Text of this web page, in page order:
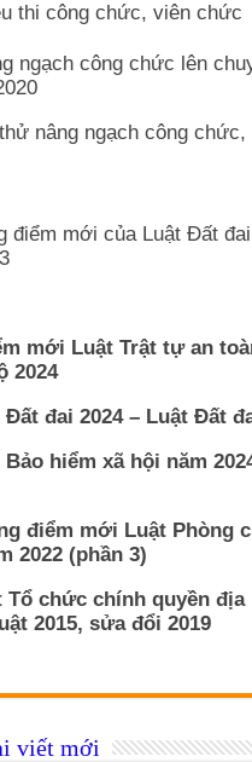
mới Luật Trật tự an
2024
đai 2024 – Luật Đất
hiểm xã hội năm
điểm mới Luật Phòng
2022 (phần 3)
Tổ chức chính quyền
2015, sửa đổi 2019
viết mới